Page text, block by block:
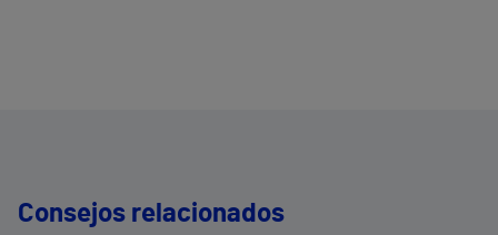
Consejos relacionados